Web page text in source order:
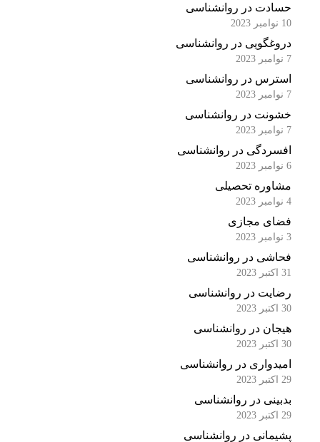
حسادت در روانشناسی
دروغگویی در روانشناسی
استرس در روانشناسی
خشونت در روانشناسی
افسردگی در روانشناسی
مشاوره تحصیلی
فضای مجازی
فحاشی در روانشناسی
رضایت در روانشناسی
هیجان در روانشناسی
امیدواری در روانشناسی
بدبینی در روانشناسی
پشیمانی در روانشناسی